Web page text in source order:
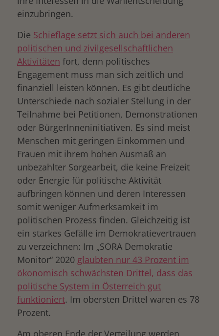
einzubringen.
Die Schieflage setzt sich auch bei anderen
politischen und zivilgesellschaftlichen
Aktivitäten fort, denn politisches
Engagement muss man sich zeitlich und
finanziell leisten können. Es gibt deutliche
Unterschiede nach sozialer Stellung in der
Teilnahme bei Petitionen, Demonstrationen
oder BürgerInneninitiativen. Es sind meist
Menschen mit geringen Einkommen und
Frauen mit ihrem hohen Ausmaß an
unbezahlter Sorgearbeit, die keine Freizeit
oder Energie für politische Aktivität
aufbringen können und deren Interessen
somit weniger Aufmerksamkeit im
politischen Prozess finden. Gleichzeitig ist
ein starkes Gefälle im Demokratievertrauen
zu verzeichnen: Im „SORA Demokratie
Monitor“ 2020 glaubten nur 43 Prozent im
ökonomisch schwächsten Drittel, dass das
politische System in Österreich gut
funktioniert. Im obersten Drittel waren es 78
Prozent.
Am oberen Ende der Verteilung werden